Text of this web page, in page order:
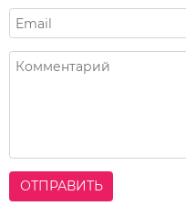
ОТПРАВИТЬ